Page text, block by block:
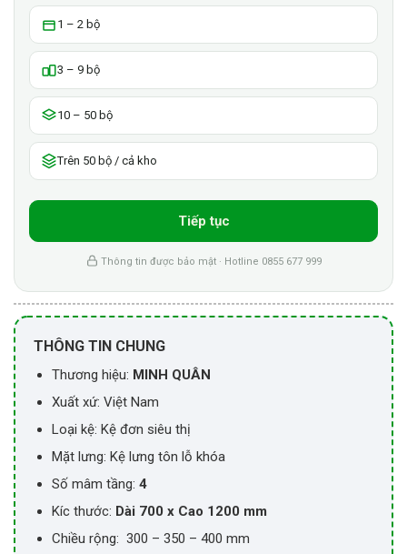
1 – 2 bộ
3 – 9 bộ
10 – 50 bộ
Trên 50 bộ / cả kho
Tiếp tục
Thông tin được bảo mật · Hotline 0855 677 999
THÔNG TIN CHUNG
Thương hiệu: MINH QUÂN
Xuất xứ: Việt Nam
Loại kệ: Kệ đơn siêu thị
Mặt lưng: Kệ lưng tôn lỗ khóa
Số mâm tầng: 4
Kíc thước: Dài 700 x Cao 1200 mm
Chiều rộng: 300 – 350 – 400 mm